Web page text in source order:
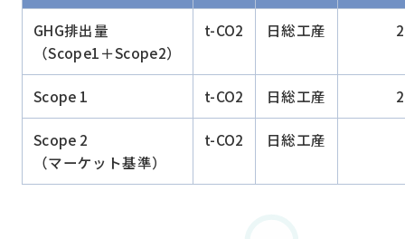
GHG排出量
（Scope1＋Scope2）
t-CO2 日総工産
Scope 1 t-CO2 日総工産
Scope 2
（マーケット基準）
t-CO2 日総工産